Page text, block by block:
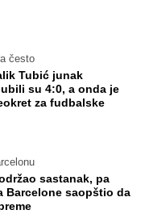
često
Tubić junak
su 4:0, a onda je
za fudbalske
sastanak, pa
Barcelone saopštio da